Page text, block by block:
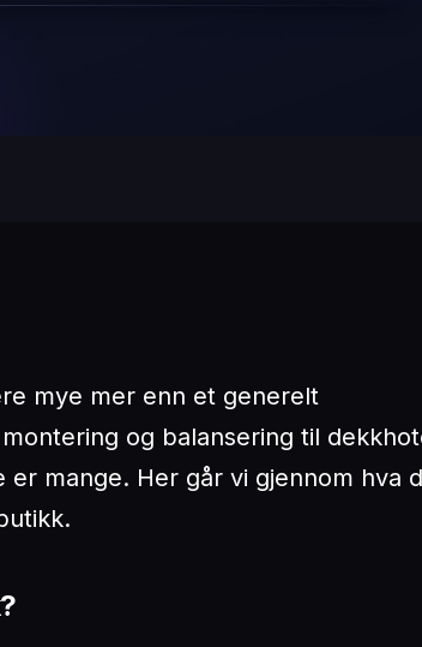
mye mer enn et generelt
og balansering til
er mange. Her går vi gjennom hva